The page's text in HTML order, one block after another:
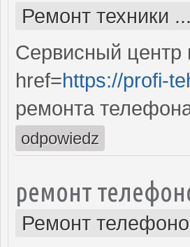
Ремонт техники
Сервисный центр
href=https://profi-
ремонта
odpowiedz
ремонт
Ремонт